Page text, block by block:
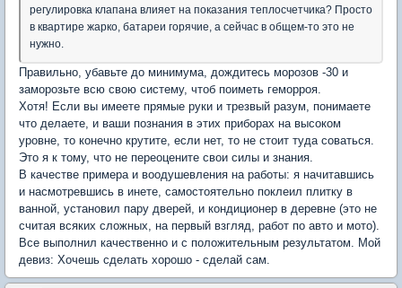
регулировка клапана влияет на показания теплосчетчика? Просто
в квартире жарко, батареи горячие, а сейчас в общем-то это не
нужно.
Правильно, убавьте до минимума, дождитесь морозов -30 и
заморозьте всю свою систему, чтоб поиметь геморроя.
Хотя! Если вы имеете прямые руки и трезвый разум, понимаете
что делаете, и ваши познания в этих приборах на высоком
уровне, то конечно крутите, если нет, то не стоит туда соваться.
Это я к тому, что не переоцените свои силы и знания.
В качестве примера и воодушевления на работы: я начитавшись
и насмотревшись в инете, самостоятельно поклеил плитку в
ванной, установил пару дверей, и кондиционер в деревне (это не
считая всяких сложных, на первый взгляд, работ по авто и мото).
Все выполнил качественно и с положительным результатом. Мой
девиз: Хочешь сделать хорошо - сделай сам.